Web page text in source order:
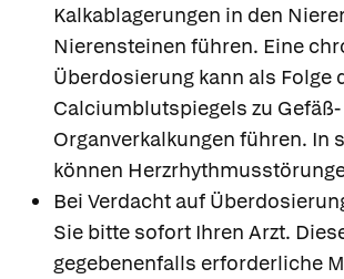
Kalkablagerungen in den
Nierensteinen führen. Eine
Überdosierung kann als Folge
Calciumblutspiegels zu
Organverkalkungen führen. In
können
Bei Verdacht auf
Sie bitte sofort Ihren Arzt.
gegebenenfalls erforderliche